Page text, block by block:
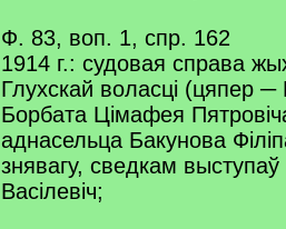
Ф. 83, воп. 1, спр. 162
1914 г.: судовая справа
Глухскай воласці (цяпер ─
Борбата Цімафея
аднасельца Бакунова
знявагу, сведкам
Васілевіч;